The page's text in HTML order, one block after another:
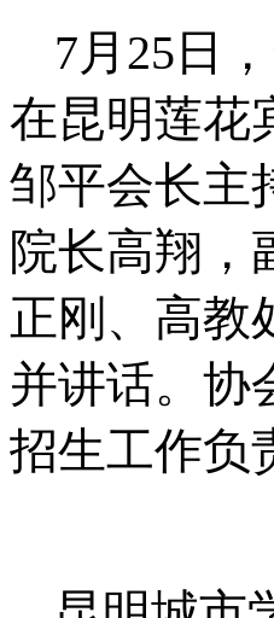
7月 25 日
在昆明莲花
邹平会长主
院长高翔，
正刚、高教
并讲话。协
招生工作负